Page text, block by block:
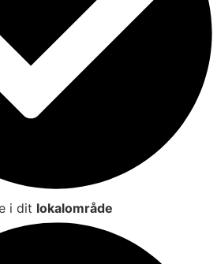
i dit lokalområde